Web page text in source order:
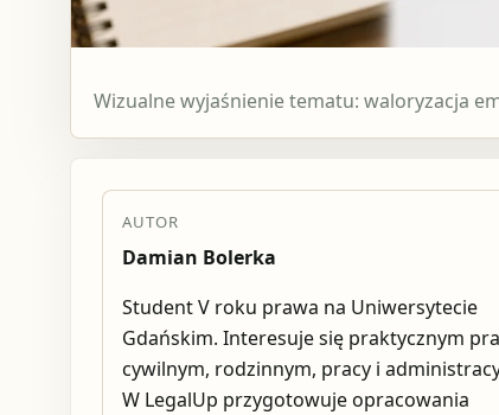
Wizualne wyjaśnienie tematu: waloryzacja
AUTOR
Damian Bolerka
Student V roku prawa na Uniwersytecie
Gdańskim. Interesuje się praktycznym
cywilnym, rodzinnym, pracy i
W LegalUp przygotowuje opracowania